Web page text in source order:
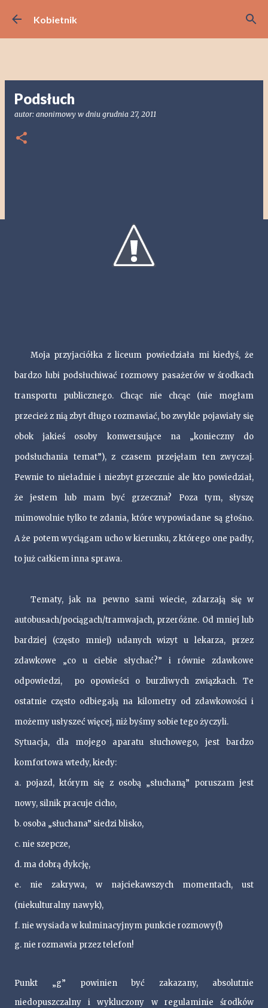
Przejdź do głównej zawartości
Kobietnik
Podsłuch
autor: anonimowy w dniu grudnia 27, 2011
Moja przyjaciółka z liceum powiedziała mi kiedyś, że
bardzo lubi podsłuchiwać rozmowy pasażerów w środkach
transportu publicznego. Chcąc nie chcąc (nie mogłam
przecież z nią zbyt długo rozmawiać, bo zwykle pojawiały się
obok jakieś osoby konwersujące na „konieczny do
podsłuchania temat”), z czasem przejęłam ten zwyczaj.
Pewnie to nieładnie i niezbyt grzecznie ale kto powiedział,
że jestem lub mam być grzeczna? Poza tym, słyszę
mimowolnie tylko te zdania, które wypowiadane są głośno.
A że potem wyciągam ucho w kierunku, z którego one padły,
to już całkiem inna sprawa.
Tematy, jak na pewno sami wiecie, zdarzają się w
autobusach/pociągach/tramwajach, przeróżne. Od mniej lub
bardziej (często mniej) udanych wizyt u lekarza, przez
zdawkowe „co u ciebie słychać?” i równie zdawkowe
odpowiedzi, po opowieści o burzliwych związkach. Te
ostatnie często odbiegają na kilometry od zdawkowości i
możemy usłyszeć więcej, niż byśmy sobie tego życzyli.
Sytuacja, dla mojego aparatu słuchowego, jest bardzo
komfortowa wtedy, kiedy:
a. pojazd, którym się z osobą „słuchaną” poruszam jest
nowy, silnik pracuje cicho,
b. osoba „słuchana” siedzi blisko,
c. nie szepcze,
d. ma dobrą dykcję,
e. nie zakrywa, w najciekawszych momentach, ust
(niekulturalny nawyk),
f. nie wysiada w kulminacyjnym punkcie rozmowy(!)
g. nie rozmawia przez telefon!
Punkt „g” powinien być zakazany, absolutnie
niedopuszczalny i wykluczony w regulaminie środków